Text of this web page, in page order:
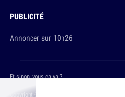
PUBLICITÉ
Annoncer sur 10h26
Copyright © 2026 The Original Publishing Studio
Et sinon, vous ça va ?